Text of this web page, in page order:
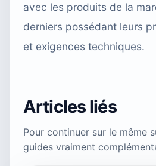
avec les produits de la
derniers possédant leurs
et exigences techniques.
Articles liés
Pour continuer sur le même
guides vraiment